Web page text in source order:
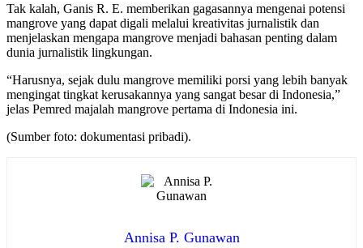
Tak kalah, Ganis R. E. memberikan gagasannya mengenai potensi
mangrove yang dapat digali melalui kreativitas jurnalistik dan
menjelaskan mengapa mangrove menjadi bahasan penting dalam
dunia jurnalistik lingkungan.
“Harusnya, sejak dulu mangrove memiliki porsi yang lebih banyak
mengingat tingkat kerusakannya yang sangat besar di Indonesia,”
jelas Pemred majalah mangrove pertama di Indonesia ini.
(Sumber foto: dokumentasi pribadi).
Annisa P. Gunawan